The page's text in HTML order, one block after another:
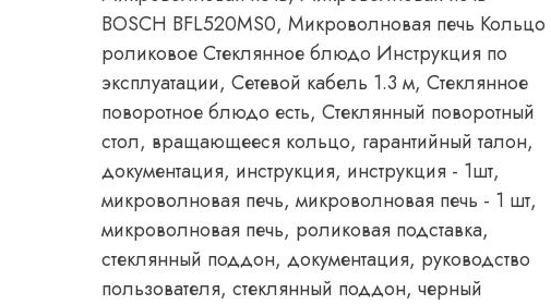
BOSCH BFL520MS0, Микроволновая печь Кольцо
роликовое Стеклянное блюдо Инструкция по
эксплуатации, Сетевой кабель 1.3 м, Стеклянное
поворотное блюдо есть, Стеклянный поворотный
стол, вращающееся кольцо, гарантийный талон,
документация, инструкция, инструкция - 1шт,
микроволновая печь, микроволновая печь - 1 шт,
микроволновая печь, роликовая подставка,
стеклянный поддон, документация, руководство
пользователя, стеклянный поддон, черный